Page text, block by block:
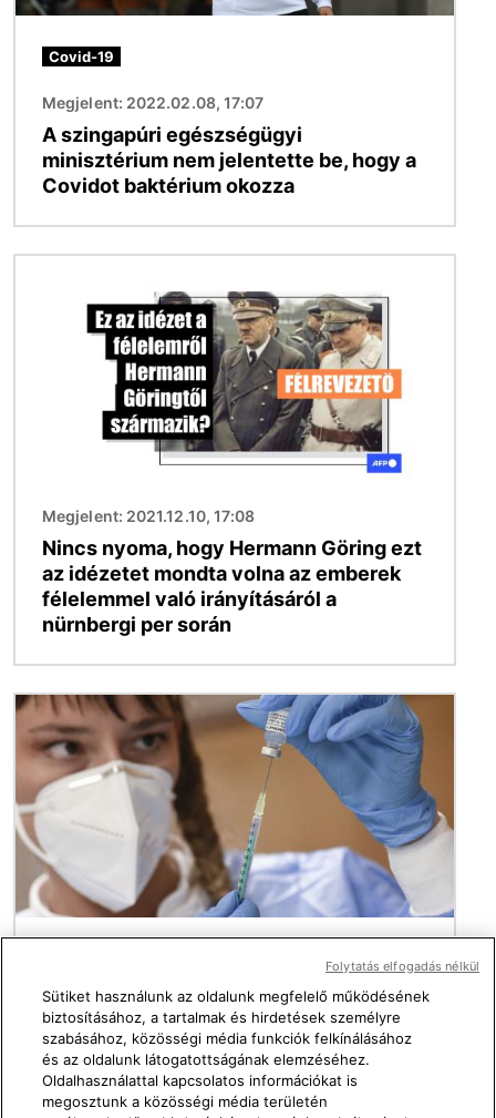
Covid-19
Megjelent: 2022.02.08, 17:07
A szingapúri egészségügyi
minisztérium nem jelentette be, hogy a
Covidot baktérium okozza
Megjelent: 2021.12.10, 17:08
Nincs nyoma, hogy Hermann Göring ezt
az idézetet mondta volna az emberek
félelemmel való irányításáról a
nürnbergi per során
Kép
Megjelent: 2021.11.25, 16:12
Ezt a Pfizer-dokumentumot
félreértelmezték, az mRNA-vakcinával
oltottak nem terjesztik a
Sütiket használunk az oldalunk megfelelő működésének
biztosításához, a tartalmak és hirdetések személyre
szabásához, közösségi média funkciók felkínálásához
és az oldalunk látogatottságának elemzéséhez.
Oldalhasználattal kapcsolatos információkat is
megosztunk a közösségi média területén
Folytatás elfogadás nélkül